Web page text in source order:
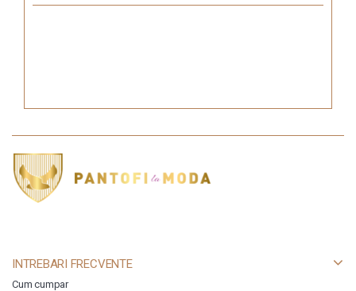
INTREBARI FRECVENTE
Cum cumpar